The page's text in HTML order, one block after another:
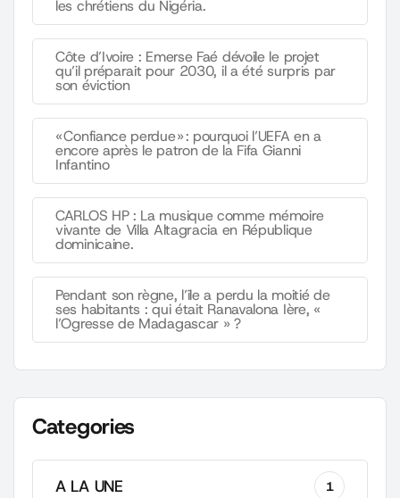
les chrétiens du Nigéria.
Côte d’Ivoire : Emerse Faé dévoile le projet
qu’il préparait pour 2030, il a été surpris par
son éviction
« Confiance perdue » : pourquoi l’UEFA en a
encore après le patron de la Fifa Gianni
Infantino
CARLOS HP : La musique comme mémoire
vivante de Villa Altagracia en République
dominicaine.
Pendant son règne, l’île a perdu la moitié de
ses habitants : qui était Ranavalona Ière, «
l’Ogresse de Madagascar » ?
Categories
A LA UNE 1